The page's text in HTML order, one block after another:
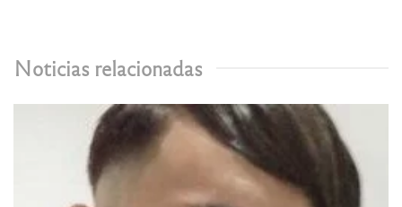
Noticias relacionadas